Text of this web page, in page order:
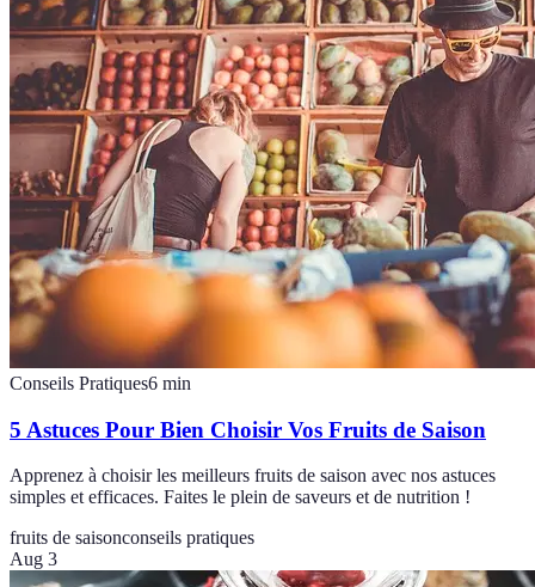
Conseils Pratiques6 min
5 Astuces Pour Bien Choisir Vos Fruits de Saison
Apprenez à choisir les meilleurs fruits de saison avec nos astuces
simples et efficaces. Faites le plein de saveurs et de nutrition !
fruits de saisonconseils pratiques
Aug 3